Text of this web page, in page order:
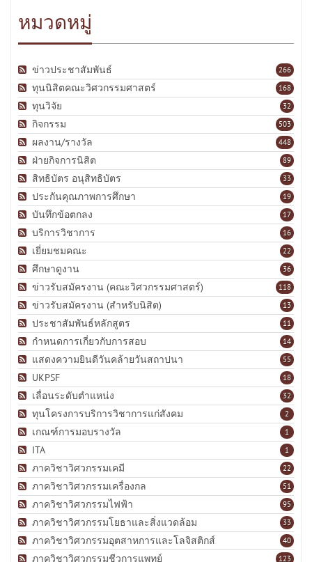
หมวดหมู่
266
ข่าวประชาสัมพันธ์
168
ทุนนิสิตคณะวิศวกรรมศาสตร์
32
ทุนวิจัย
503
กิจกรรม
448
ผลงาน/รางวัล
89
ฝ่ายกิจการนิสิต
33
สิทธิบัตร อนุสิทธิบัตร
19
ประกันคุณภาพการศึกษา
17
บันทึกข้อตกลง
16
บริการวิชาการ
22
เยี่ยมชมคณะ
36
ศึกษาดูงาน
118
ข่าวรับสมัครงาน (คณะวิศวกรรมศาสตร์)
13
ข่าวรับสมัครงาน (สำหรับนิสิต)
11
ประชาสัมพันธ์หลักสูตร
14
กำหนดการเกี่ยวกับการสอบ
55
แสดงความยินดีวันคล้ายวันสถาปนา
18
UKPSF
32
เลื่อนระดับตำแหน่ง
2
ทุนโครงการบริการวิชาการแก่สังคม
1
เกณฑ์การมอบรางวัล
1
ITA
22
ภาควิชาวิศวกรรมเคมี
51
ภาควิชาวิศวกรรมเครื่องกล
95
ภาควิชาวิศวกรรมไฟฟ้า
33
ภาควิชาวิศวกรรมโยธาและสิ่งแวดล้อม
40
ภาควิชาวิศวกรรมอุตสาหการและโลจิสติกส์
123
ภาควิชาวิศวกรรมชีวการแพทย์